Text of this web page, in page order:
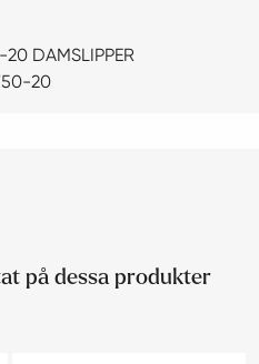
DAMSLIPPER
20
på dessa produkter